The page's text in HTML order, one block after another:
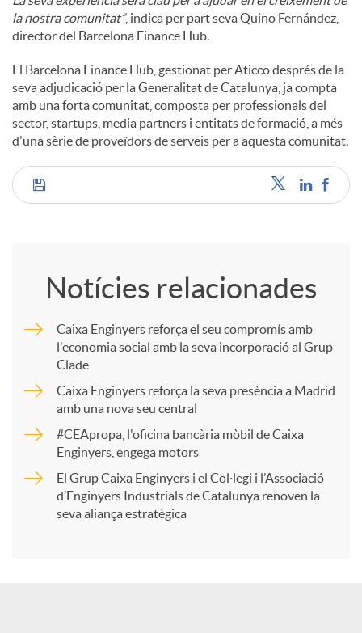
la nostra comunitat”, indica per part seva Quino Fernández,
director del Barcelona Finance Hub.
El Barcelona Finance Hub, gestionat per Aticco després de la
seva adjudicació per la Generalitat de Catalunya, ja compta
amb una forta comunitat, composta per professionals del
sector, startups, media partners i entitats de formació, a més
d'una sèrie de proveïdors de serveis per a aquesta comunitat.
C
m
r
Notícies relacionades
Caixa Enginyers reforça el seu compromís amb
l'economia social amb la seva incorporació al Grup
Clade
Caixa Enginyers reforça la seva presència a Madrid
amb una nova seu central
#CEApropa, l'oficina bancària mòbil de Caixa
Enginyers, engega motors
El Grup Caixa Enginyers i el Col·legi i l’Associació
d’Enginyers Industrials de Catalunya renoven la
seva aliança estratègica